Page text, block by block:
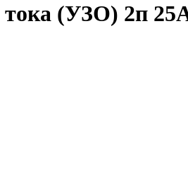
(УЗО) 2п